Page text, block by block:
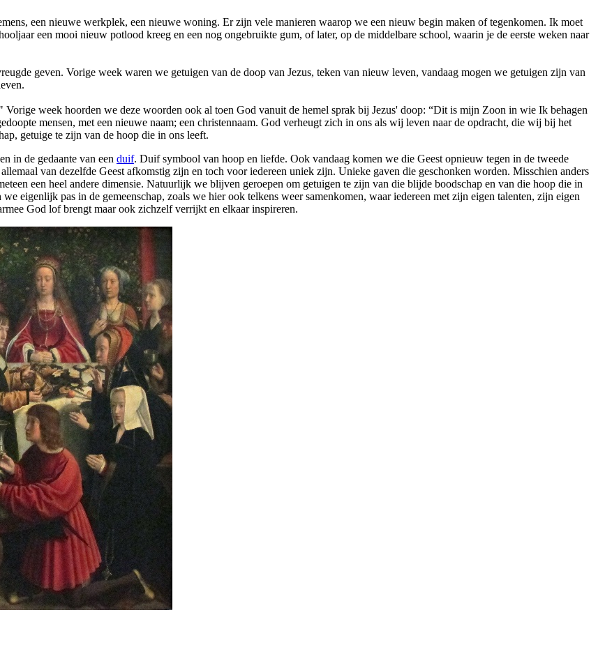
een nieuwe werkplek, een nieuwe woning. Er zijn vele manieren waarop we een nieuw begin maken of tegenkomen. Ik moet
een mooi nieuw potlood kreeg en een nog ongebruikte gum, of later, op de middelbare school, waarin je de eerste weken naar
geven. Vorige week waren we getuigen van de doop van Jezus, teken van nieuw leven, vandaag mogen we getuigen zijn van
week hoorden we deze woorden ook al toen God vanuit de hemel sprak bij Jezus' doop: “Dit is mijn Zoon in wie Ik behagen
mensen, met een nieuwe naam; een christennaam. God verheugt zich in ons als wij leven naar de opdracht, die wij bij het
getuige te zijn van de hoop die in ons leeft.
in de gedaante van een duif. Duif symbool van hoop en liefde. Ook vandaag komen we die Geest opnieuw tegen in de tweede
van dezelfde Geest afkomstig zijn en toch voor iedereen uniek zijn. Unieke gaven die geschonken worden. Misschien anders
een heel andere dimensie. Natuurlijk we blijven geroepen om getuigen te zijn van die blijde boodschap en van die hoop die in
eigenlijk pas in de gemeenschap, zoals we hier ook telkens weer samenkomen, waar iedereen met zijn eigen talenten, zijn eigen
God lof brengt maar ook zichzelf verrijkt en elkaar inspireren.